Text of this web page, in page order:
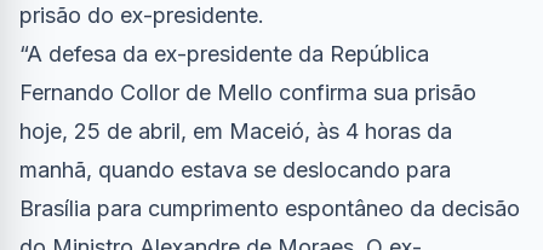
prisão do ex-presidente.
“A defesa da ex-presidente da República
Fernando Collor de Mello confirma sua prisão
hoje, 25 de abril, em Maceió, às 4 horas da
manhã, quando estava se deslocando para
Brasília para cumprimento espontâneo da decisão